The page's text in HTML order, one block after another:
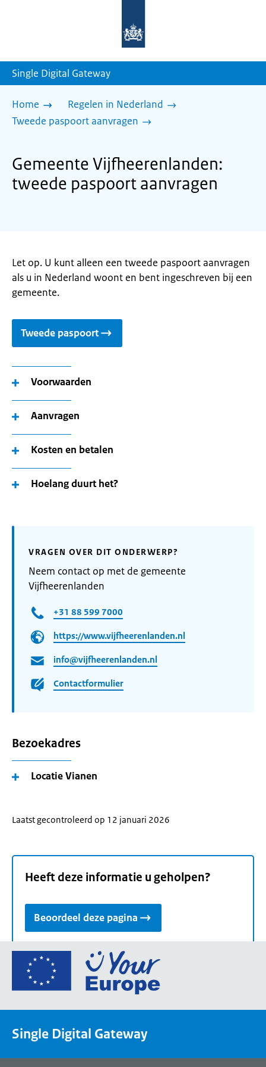
homepage
Single Digital Gateway
Home
Regelen in Nederland
Tweede paspoort aanvragen
Gemeente Vijfheerenlanden:
tweede paspoort aanvragen
Let op. U kunt alleen een tweede paspoort aanvragen
als u in Nederland woont en bent ingeschreven bij een
gemeente.
Tweede paspoort
Voorwaarden
Aanvragen
Kosten en betalen
Hoelang duurt het?
VRAGEN OVER DIT ONDERWERP?
Neem contact op met de gemeente
Vijfheerenlanden
+31 88 599 7000
https://www.vijfheerenlanden.nl
info@vijfheerenlanden.nl
Contactformulier
Bezoekadres
Locatie Vianen
Laatst gecontroleerd op 12 januari 2026
Heeft deze informatie u geholpen?
Beoordeel deze pagina
Ga
de
een
Single Digital Gateway